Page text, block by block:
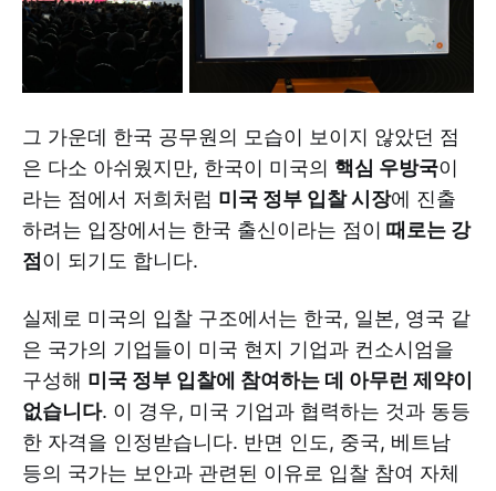
그 가운데 한국 공무원의 모습이 보이지 않았던 점
은 다소 아쉬웠지만, 한국이 미국의 핵심 우방국이
라는 점에서 저희처럼 미국 정부 입찰 시장에 진출
하려는 입장에서는 한국 출신이라는 점이 때로는 강
점 이 되기도 합니다.
실제로 미국의 입찰 구조에서는 한국, 일본, 영국 같
은 국가의 기업들이 미국 현지 기업과 컨소시엄을
구성해 미국 정부 입찰에 참여하는 데 아무런 제약이
없습니다. 이 경우, 미국 기업과 협력하는 것과 동등
한 자격을 인정받습니다. 반면 인도, 중국, 베트남
등의 국가는 보안과 관련된 이유로 입찰 참여 자체